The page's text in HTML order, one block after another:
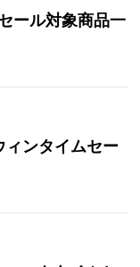
ール対象商品一
ィンタイムセー